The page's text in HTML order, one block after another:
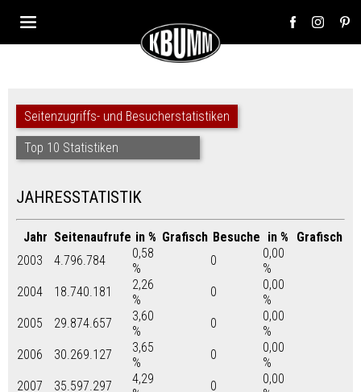
Seitenzugriffs- und Besucherstatistiken
Top 10 Statistiken
JAHRESSTATISTIK
Jahr Seitenaufrufe in % Grafisch Besuche in %
Grafisch
2003
4.796.784
0,58
%
0
0,00
%
2004
18.740.181
2,26
%
0
0,00
%
2005
29.874.657
3,60
%
0
0,00
%
2006
30.269.127
3,65
%
0
0,00
%
2007
35.597.297
4,29
0
0,00